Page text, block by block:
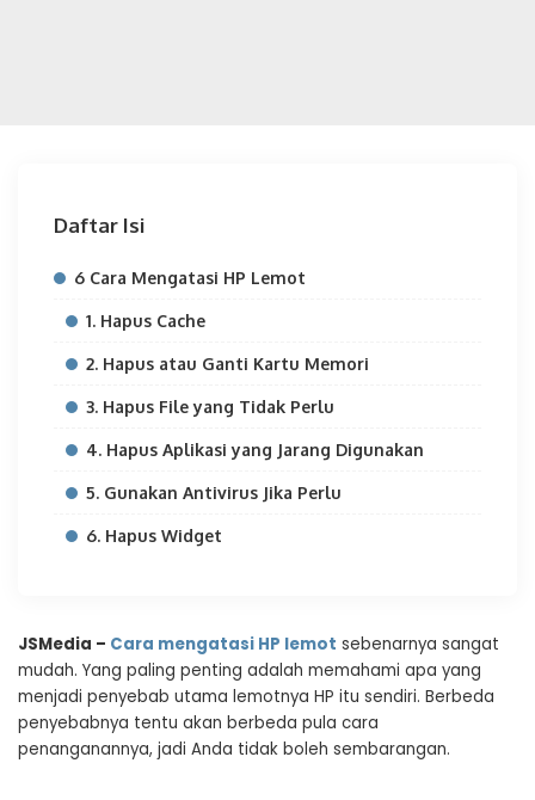
Daftar Isi
6 Cara Mengatasi HP Lemot
1. Hapus Cache
2. Hapus atau Ganti Kartu Memori
3. Hapus File yang Tidak Perlu
4. Hapus Aplikasi yang Jarang Digunakan
5. Gunakan Antivirus Jika Perlu
6. Hapus Widget
JSMedia – Cara mengatasi HP lemot sebenarnya sangat
mudah. Yang paling penting adalah memahami apa yang
menjadi penyebab utama lemotnya HP itu sendiri. Berbeda
penyebabnya tentu akan berbeda pula cara
penanganannya, jadi Anda tidak boleh sembarangan.